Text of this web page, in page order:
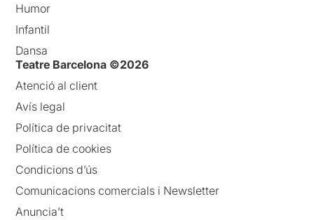
Humor
Infantil
Dansa
Teatre Barcelona ©2026
Atenció al client
Avís legal
Política de privacitat
Política de cookies
Condicions d’ús
Comunicacions comercials i Newsletter
Anuncia’t